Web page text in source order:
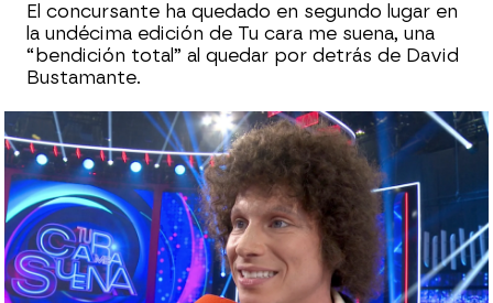
El concursante ha quedado en segundo lugar en
la undécima edición de Tu cara me suena, una
“bendición total” al quedar por detrás de David
Bustamante.
Las primeras palabras de David
Bustamante después de ganar Tu cara me
suena 11: “Ha sido un trabajo y un entreno
constante”